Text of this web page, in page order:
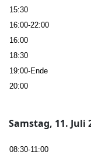
15:30
16:00-22:00
16:00
18:30
19:00-Ende
20:00
Samstag, 11. Juli
08:30-11:00